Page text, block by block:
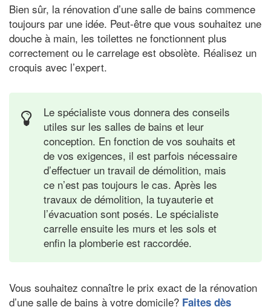
Bien sûr, la rénovation d’une salle de bains commence
toujours par une idée. Peut-être que vous souhaitez une
douche à main, les toilettes ne fonctionnent plus
correctement ou le carrelage est obsolète. Réalisez un
croquis avec l’expert.
Le spécialiste vous donnera des conseils
utiles sur les salles de bains et leur
conception. En fonction de vos souhaits et
de vos exigences, il est parfois nécessaire
d’effectuer un travail de démolition, mais
ce n’est pas toujours le cas. Après les
travaux de démolition, la tuyauterie et
l’évacuation sont posés. Le spécialiste
carrelle ensuite les murs et les sols et
enfin la plomberie est raccordée.
Vous souhaitez connaître le prix exact de la rénovation
d’une salle de bains à votre domicile? Faites dès